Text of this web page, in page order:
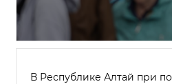
В Республике Алтай при